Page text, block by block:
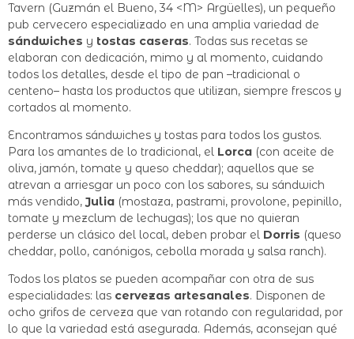
Tavern (Guzmán el Bueno, 34 <M> Argüelles), un pequeño
pub cervecero especializado en una amplia variedad de
sándwiches y tostas caseras. Todas sus recetas se
elaboran con dedicación, mimo y al momento, cuidando
todos los detalles, desde el tipo de pan –tradicional o
centeno– hasta los productos que utilizan, siempre frescos y
cortados al momento.
Encontramos sándwiches y tostas para todos los gustos.
Para los amantes de lo tradicional, el Lorca (con aceite de
oliva, jamón, tomate y queso cheddar); aquellos que se
atrevan a arriesgar un poco con los sabores, su sándwich
más vendido, Julia (mostaza, pastrami, provolone, pepinillo,
tomate y mezclum de lechugas); los que no quieran
perderse un clásico del local, deben probar el Dorris (queso
cheddar, pollo, canónigos, cebolla morada y salsa ranch).
Todos los platos se pueden acompañar con otra de sus
especialidades: las cervezas artesanales. Disponen de
ocho grifos de cerveza que van rotando con regularidad, por
lo que la variedad está asegurada. Además, aconsejan qué